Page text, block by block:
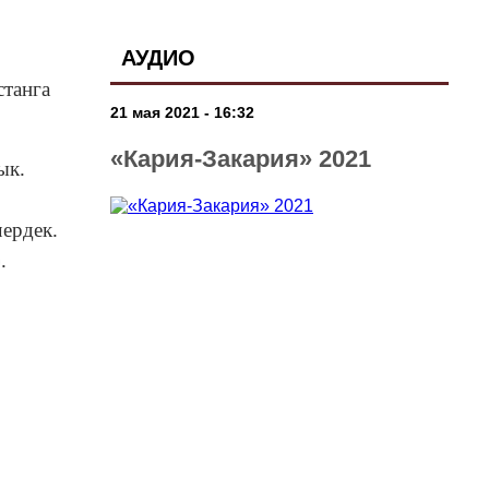
АУДИО
21 мая 2021 - 16:32
«Кария-Закария» 2021